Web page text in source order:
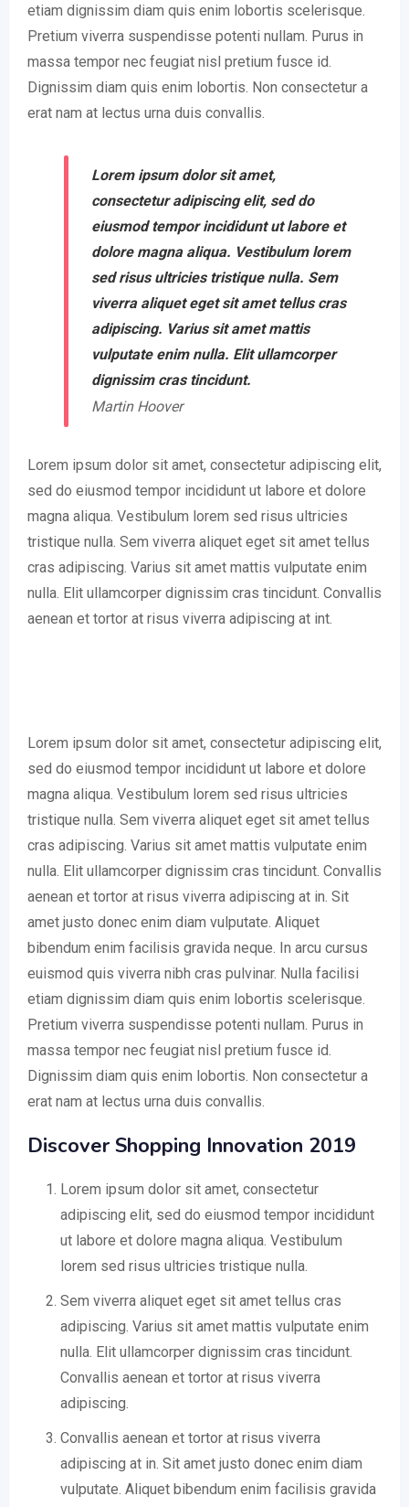
etiam dignissim diam quis enim lobortis scelerisque.
Pretium viverra suspendisse potenti nullam. Purus in
massa tempor nec feugiat nisl pretium fusce id.
Dignissim diam quis enim lobortis. Non consectetur a
erat nam at lectus urna duis convallis.
Lorem ipsum dolor sit amet,
consectetur adipiscing elit, sed do
eiusmod tempor incididunt ut labore et
dolore magna aliqua. Vestibulum lorem
sed risus ultricies tristique nulla. Sem
viverra aliquet eget sit amet tellus cras
adipiscing. Varius sit amet mattis
vulputate enim nulla. Elit ullamcorper
dignissim cras tincidunt.
Martin Hoover
Lorem ipsum dolor sit amet, consectetur adipiscing elit,
sed do eiusmod tempor incididunt ut labore et dolore
magna aliqua. Vestibulum lorem sed risus ultricies
tristique nulla. Sem viverra aliquet eget sit amet tellus
cras adipiscing. Varius sit amet mattis vulputate enim
nulla. Elit ullamcorper dignissim cras tincidunt. Convallis
aenean et tortor at risus viverra adipiscing at int.
Lorem ipsum dolor sit amet, consectetur adipiscing elit,
sed do eiusmod tempor incididunt ut labore et dolore
magna aliqua. Vestibulum lorem sed risus ultricies
tristique nulla. Sem viverra aliquet eget sit amet tellus
cras adipiscing. Varius sit amet mattis vulputate enim
nulla. Elit ullamcorper dignissim cras tincidunt. Convallis
aenean et tortor at risus viverra adipiscing at in. Sit
amet justo donec enim diam vulputate. Aliquet
bibendum enim facilisis gravida neque. In arcu cursus
euismod quis viverra nibh cras pulvinar. Nulla facilisi
etiam dignissim diam quis enim lobortis scelerisque.
Pretium viverra suspendisse potenti nullam. Purus in
massa tempor nec feugiat nisl pretium fusce id.
Dignissim diam quis enim lobortis. Non consectetur a
erat nam at lectus urna duis convallis.
Discover Shopping Innovation 2019
Lorem ipsum dolor sit amet, consectetur
adipiscing elit, sed do eiusmod tempor incididunt
ut labore et dolore magna aliqua. Vestibulum
lorem sed risus ultricies tristique nulla.
Sem viverra aliquet eget sit amet tellus cras
adipiscing. Varius sit amet mattis vulputate enim
nulla. Elit ullamcorper dignissim cras tincidunt.
Convallis aenean et tortor at risus viverra
adipiscing.
Convallis aenean et tortor at risus viverra
adipiscing at in. Sit amet justo donec enim diam
vulputate. Aliquet bibendum enim facilisis gravida